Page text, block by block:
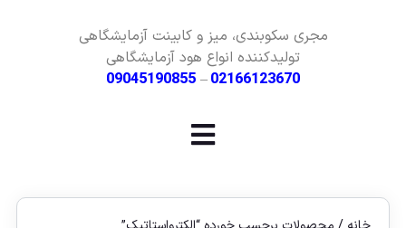
مجری سکوبندی، میز و کابینت آزمایشگاهی
تولیدکننده انواع هود آزمایشگاهی
02166123670
–
09045190855